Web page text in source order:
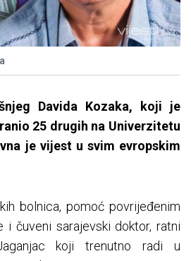
Davida Kozaka, koji je
25 drugih na Univerzitetu
je vijest u svim evropskim
bolnica, pomoć povrijeđenim
i čuveni sarajevski doktor, ratni
koji trenutno radi u